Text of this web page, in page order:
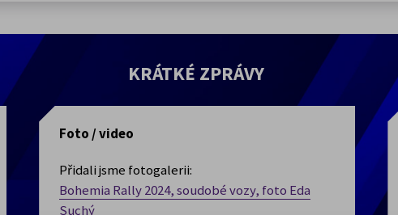
KRÁTKÉ ZPRÁVY
Foto / video
Přidali jsme fotogalerii:
Bohemia Rally 2024, soudobé vozy, foto Eda
Suchý